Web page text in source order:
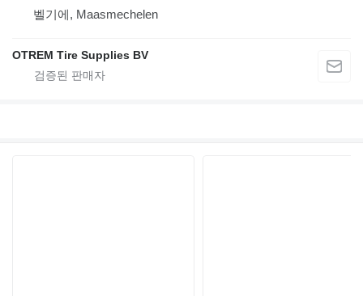
벨기에, Maasmechelen
OTREM Tire Supplies BV